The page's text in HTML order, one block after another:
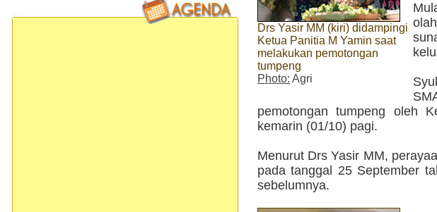
Drs Yasir MM (kiri) didampingi
Ketua Panitia M Yamin saat
melakukan pemotongan
tumpeng
Photo: Agri
pemotongan tumpeng oleh
kemarin (01/10) pagi.
Menurut Drs Yasir MM,
pada tanggal 25 September
sebelumnya.